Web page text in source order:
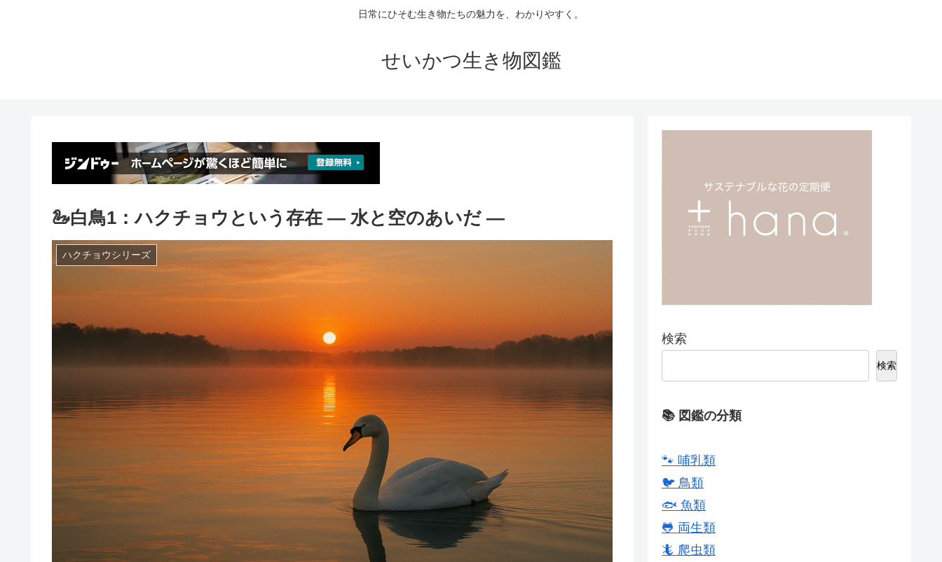
日常にひそむ生き物たちの魅力を、わかりやすく。
せいかつ生き物図鑑
🦢白鳥1：ハクチョウという存在 ― 水と空のあいだ ―
ハクチョウシリーズ
検索
検索
📚 図鑑の分類
🐾 哺乳類
🐦 鳥類
🐟 魚類
🐸 両生類
🦎 爬虫類